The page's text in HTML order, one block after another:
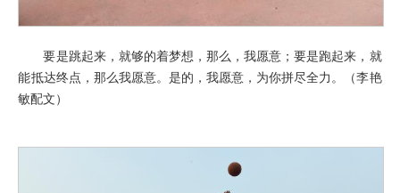
要是跳起来，就够的着梦想，那么，我愿意；要是跑起来，就
能抵达终点，那么我愿意。是的，我愿意，为你拼尽全力。（李艳
敏配文）